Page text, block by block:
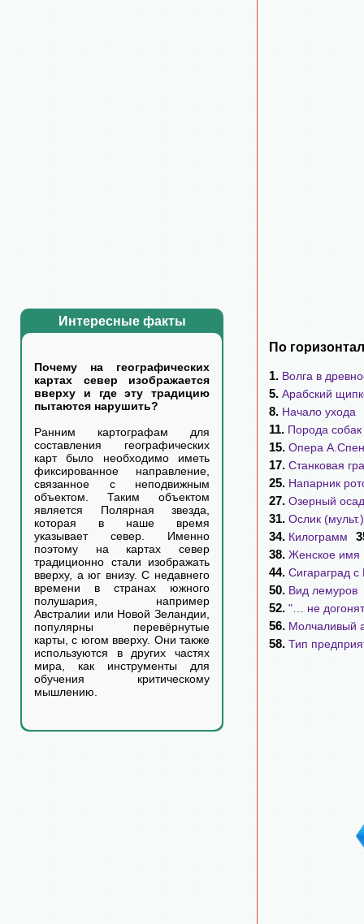
Интересные факты
Почему на географических
картах север изображается
вверху и где эту традицию
пытаются нарушить?
Ранним картографам для
составления географических
карт было необходимо иметь
фиксированное направление,
связанное с неподвижным
объектом. Таким объектом
является Полярная звезда,
которая в наше время
указывает север. Именно
поэтому на картах север
традиционно стали изображать
вверху, а юг внизу. С недавнего
времени в странах южного
полушария, например
Австралии или Новой Зеландии,
популярны перевёрнутые
карты, с югом вверху. Они также
используются в других частях
мира, как инструменты для
обучения критическому
мышлению.
По
1. Волга в
5. Арабский
8. Начало ухода
11. Порода собак
15. Опера
17. Станковая
25. Напарник
27. Озерный
31. Ослик (мульт.)
34. Килограмм
38. Женское имя
44. Сигараград с
50. Вид лемуров
52. "… не
56. Молчаливый
58. Тип